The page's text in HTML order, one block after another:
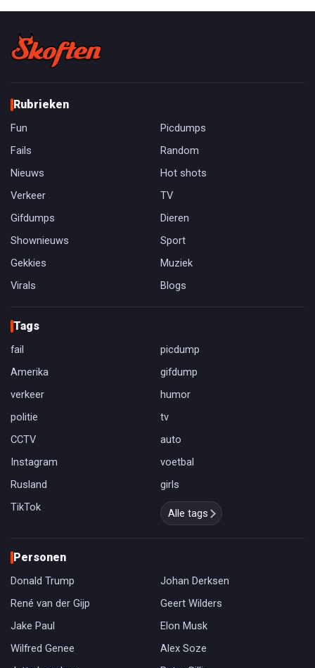
Rubrieken
Fun
Picdumps
Fails
Random
Nieuws
Hot shots
Verkeer
TV
Gifdumps
Dieren
Shownieuws
Sport
Gekkies
Muziek
Virals
Blogs
Tags
fail
picdump
Amerika
gifdump
verkeer
humor
politie
tv
CCTV
auto
Instagram
voetbal
Rusland
girls
TikTok
Alle tags
Personen
Donald Trump
Johan Derksen
René van der Gijp
Geert Wilders
Jake Paul
Elon Musk
Wilfred Genee
Alex Soze